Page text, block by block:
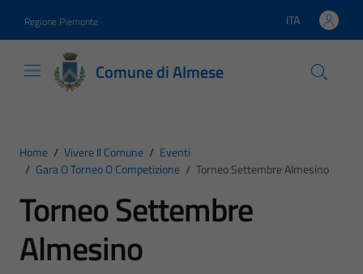
Regione Piemonte Lingua attiva:
ITA
Comune di Almese
Home / Vivere Il Comune / Eventi
/ Gara O Torneo O Competizione / Torneo Settembre Almesino
Torneo Settembre
Almesino